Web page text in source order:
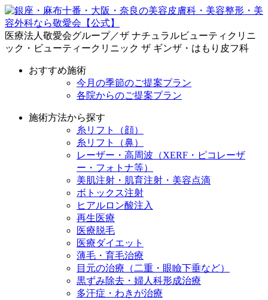
医療法人敬愛会グループ／ザ ナチュラルビューティクリニ
ック・ビューティークリニック ザ ギンザ・はもり皮フ科
おすすめ施術
今月の季節のご提案プラン
各院からのご提案プラン
施術方法から探す
糸リフト（顔）
糸リフト（鼻）
レーザー・高周波（XERF・ピコレーザ
ー・フォトナ等）
美肌注射・肌育注射・美容点滴
ボトックス注射
ヒアルロン酸注入
再生医療
医療脱毛
医療ダイエット
薄毛・育毛治療
目元の治療（二重・眼瞼下垂など）
黒ずみ除去・婦人科形成治療
多汗症・わきが治療